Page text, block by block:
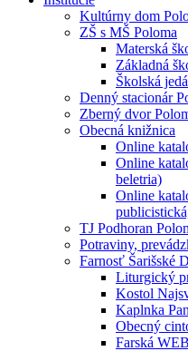
Kultúrny dom
ZŠ s MŠ Poloma
Materská
Základná
Školská
Denný stacionár
Zberný dvor
Obecná knižnica
Online
Online
beletria)
Online
TJ Podhoran
Potraviny,
Farnosť Šarišské
Liturgický
Kostol
Kaplnka
Obecný
Farská